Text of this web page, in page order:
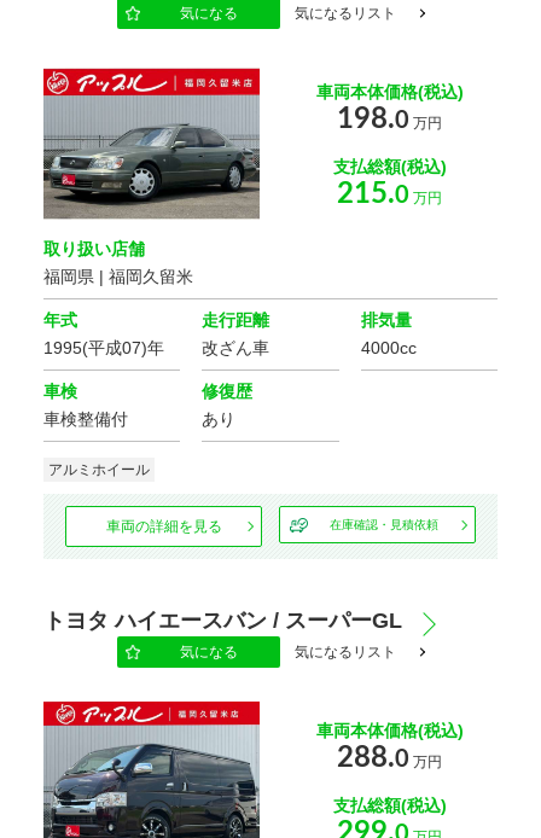
電動シート
シートエアコン
気になる 気になるリスト
車両本体価格(税込)
198.0 万円
支払総額(税込)
215.0 万円
取り扱い店舗
福岡県 | 福岡久留米
年式
1995(平成07)年
走行距離
改ざん車
排気量
4000cc
車検
車検整備付
修復歴
あり
アルミホイール
車両の詳細を見る 在庫確認・見積依頼
トヨタ ハイエースバン / スーパーGL
気になる 気になるリスト
車両本体価格(税込)
288.0 万円
支払総額(税込)